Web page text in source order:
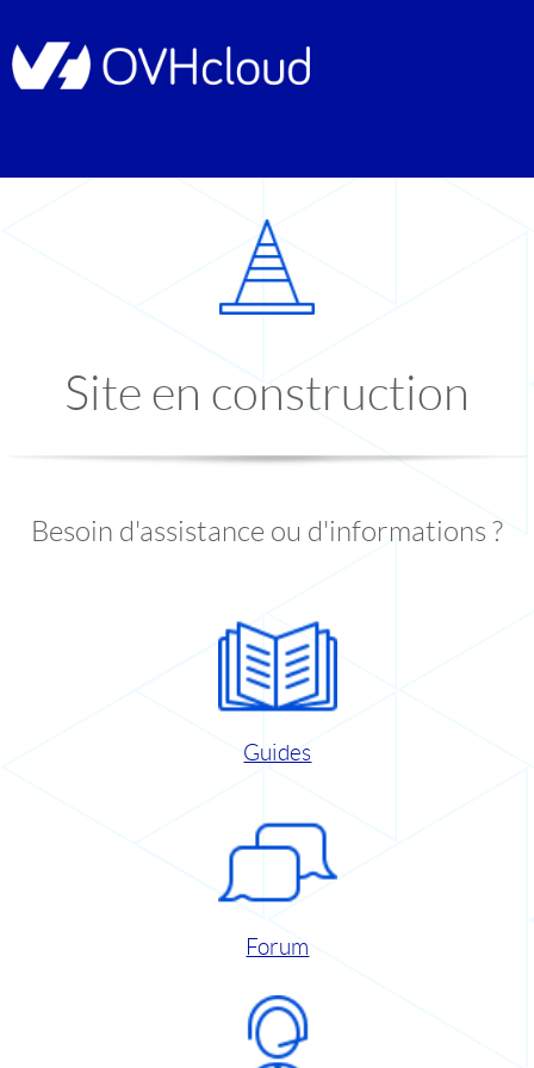
Site en construction
Besoin d'assistance ou d'informations ?
Guides
Forum